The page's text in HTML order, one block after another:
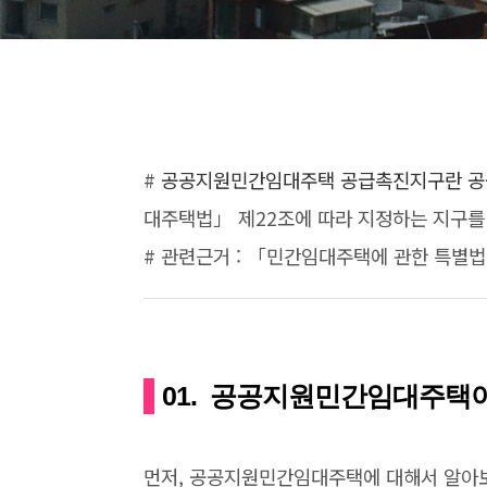
# 공공지원민간임대주택 공급촉진지구란
대주택법」 제22조에 따라 지정하는 지구
# 관련근거 : 「민간임대주택에 관한 특별
01. 공공지원민간임대주택
먼저, 공공지원민간임대주택에 대해서 알아